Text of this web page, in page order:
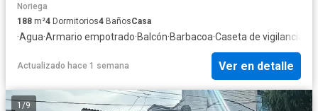
Noriega
188 m²4 Dormitorios4 BañosCasa
·Agua·Armario empotrado·Balcón·Barbacoa·Caseta de vigilancia
Actualizado hace 1 semana Ver en detalle
1 /9